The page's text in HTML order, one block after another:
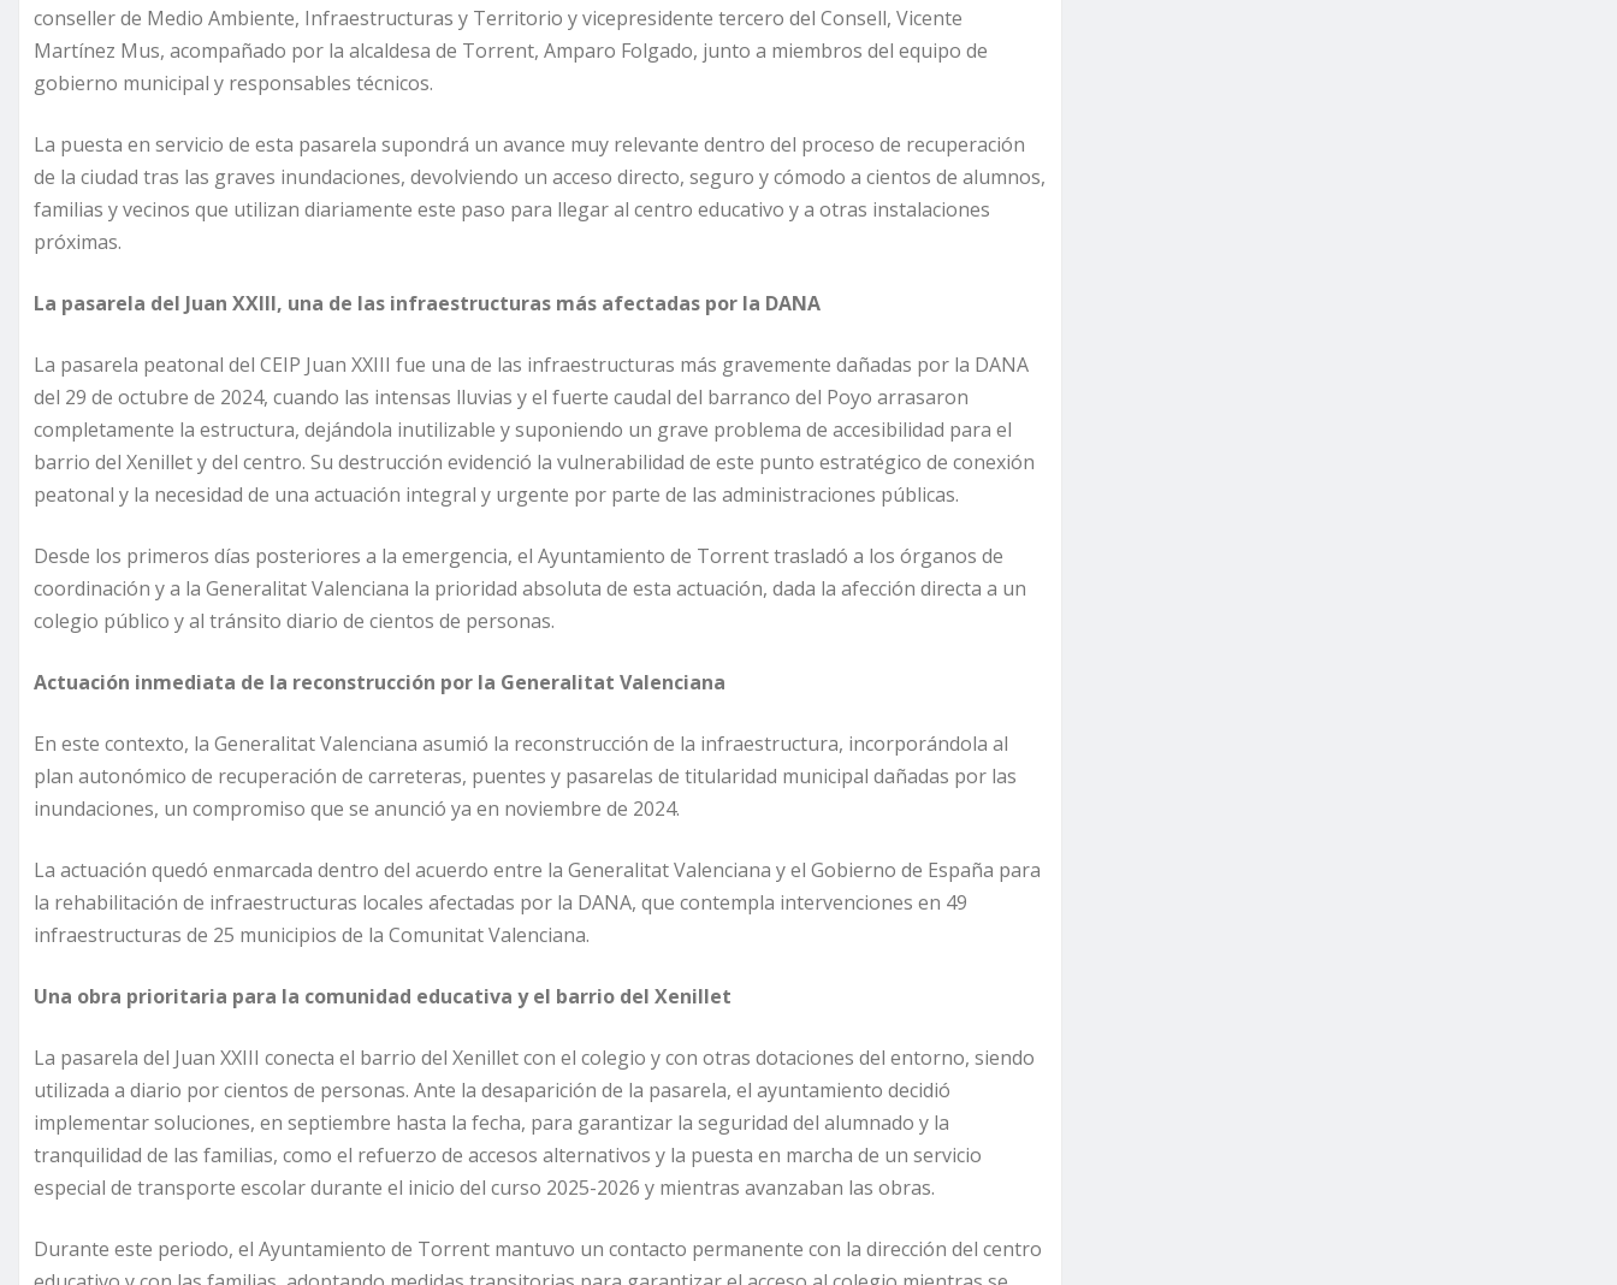
conseller de Medio Ambiente, Infraestructuras y Territorio y vicepresidente tercero del Consell, Vicente
Martínez Mus, acompañado por la alcaldesa de Torrent, Amparo Folgado, junto a miembros del equipo de
gobierno municipal y responsables técnicos.
La puesta en servicio de esta pasarela supondrá un avance muy relevante dentro del proceso de recuperación
de la ciudad tras las graves inundaciones, devolviendo un acceso directo, seguro y cómodo a cientos de alumnos,
familias y vecinos que utilizan diariamente este paso para llegar al centro educativo y a otras instalaciones
próximas.
La pasarela del Juan XXIII, una de las infraestructuras más afectadas por la DANA
La pasarela peatonal del CEIP Juan XXIII fue una de las infraestructuras más gravemente dañadas por la DANA
del 29 de octubre de 2024, cuando las intensas lluvias y el fuerte caudal del barranco del Poyo arrasaron
completamente la estructura, dejándola inutilizable y suponiendo un grave problema de accesibilidad para el
barrio del Xenillet y del centro. Su destrucción evidenció la vulnerabilidad de este punto estratégico de conexión
peatonal y la necesidad de una actuación integral y urgente por parte de las administraciones públicas.
Desde los primeros días posteriores a la emergencia, el Ayuntamiento de Torrent trasladó a los órganos de
coordinación y a la Generalitat Valenciana la prioridad absoluta de esta actuación, dada la afección directa a un
colegio público y al tránsito diario de cientos de personas.
Actuación inmediata de la reconstrucción por la Generalitat Valenciana
En este contexto, la Generalitat Valenciana asumió la reconstrucción de la infraestructura, incorporándola al
plan autonómico de recuperación de carreteras, puentes y pasarelas de titularidad municipal dañadas por las
inundaciones, un compromiso que se anunció ya en noviembre de 2024.
La actuación quedó enmarcada dentro del acuerdo entre la Generalitat Valenciana y el Gobierno de España para
la rehabilitación de infraestructuras locales afectadas por la DANA, que contempla intervenciones en 49
infraestructuras de 25 municipios de la Comunitat Valenciana.
Una obra prioritaria para la comunidad educativa y el barrio del Xenillet
La pasarela del Juan XXIII conecta el barrio del Xenillet con el colegio y con otras dotaciones del entorno, siendo
utilizada a diario por cientos de personas. Ante la desaparición de la pasarela, el ayuntamiento decidió
implementar soluciones, en septiembre hasta la fecha, para garantizar la seguridad del alumnado y la
tranquilidad de las familias, como el refuerzo de accesos alternativos y la puesta en marcha de un servicio
especial de transporte escolar durante el inicio del curso 2025-2026 y mientras avanzaban las obras.
Durante este periodo, el Ayuntamiento de Torrent mantuvo un contacto permanente con la dirección del centro